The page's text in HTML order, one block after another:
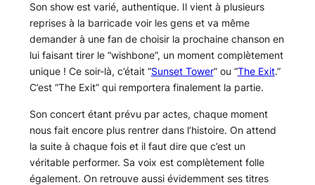
Son show est varié, authentique. Il vient à plusieurs
reprises à la barricade voir les gens et va même
demander à une fan de choisir la prochaine chanson en
lui faisant tirer le “wishbone”, un moment complètement
unique ! Ce soir-là, c’était “Sunset Tower” ou “The Exit.”
C’est “The Exit” qui remportera finalement la partie.
Son concert étant prévu par actes, chaque moment
nous fait encore plus rentrer dans l’histoire. On attend
la suite à chaque fois et il faut dire que c’est un
véritable performer. Sa voix est complètement folle
également. On retrouve aussi évidemment ses titres